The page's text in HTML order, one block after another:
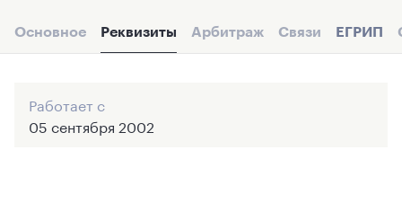
Основное Реквизиты Арбитраж Связи ЕГРИП
Работает с
05 сентября 2002